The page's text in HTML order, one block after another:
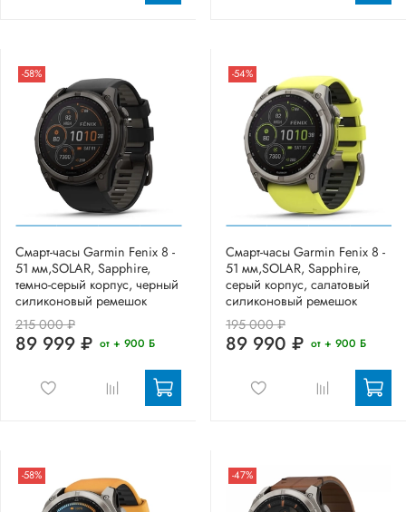
-58%
Смарт-часы Garmin Fenix 8 -
51 мм,SOLAR, Sapphire,
темно-серый корпус, черный
силиконовый ремешок
215 000 ₽
89 999 ₽ от + 900 Б
-54%
Смарт-часы Garmin Fenix 8 -
51 мм,SOLAR, Sapphire,
серый корпус, салатовый
силиконовый ремешок
195 000 ₽
89 990 ₽ от + 900 Б
-58% -47%